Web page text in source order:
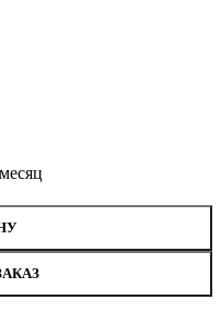
/ тюль 8С1011-Г50,